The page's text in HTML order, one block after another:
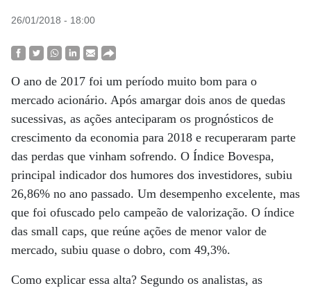
26/01/2018 - 18:00
O ano de 2017 foi um período muito bom para o
mercado acionário. Após amargar dois anos de quedas
sucessivas, as ações anteciparam os prognósticos de
crescimento da economia para 2018 e recuperaram parte
das perdas que vinham sofrendo. O Índice Bovespa,
principal indicador dos humores dos investidores, subiu
26,86% no ano passado. Um desempenho excelente, mas
que foi ofuscado pelo campeão de valorização. O índice
das small caps, que reúne ações de menor valor de
mercado, subiu quase o dobro, com 49,3%.
Como explicar essa alta? Segundo os analistas, as